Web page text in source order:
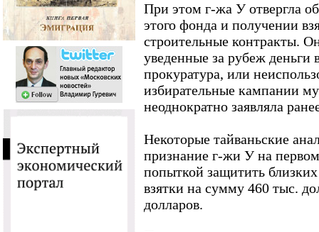
При этом г-жа У отвергла
этого фонда и получении
строительные контракты.
уведенные за рубеж деньги
прокуратура, или
избирательные кампании
неоднократно заявляла
Некоторые тайваньские
признание г-жи У на
попыткой защитить
взятки на сумму 460 тыс.
долларов.